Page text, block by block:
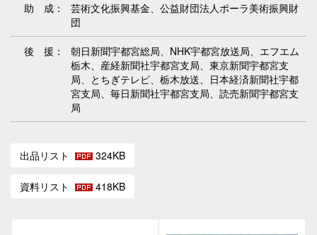
助 成：
芸術文化振興基金、公益財団法人ポーラ美術振興財
団
後 援：
朝日新聞宇都宮総局、NHK宇都宮放送局、エフエム
栃木、産経新聞社宇都宮支局、東京新聞宇都宮支
局、とちぎテレビ、栃木放送、日本経済新聞社宇都
宮支局、毎日新聞社宇都宮支局、読売新聞宇都宮支
局
出品リスト 324KB
資料リスト 418KB